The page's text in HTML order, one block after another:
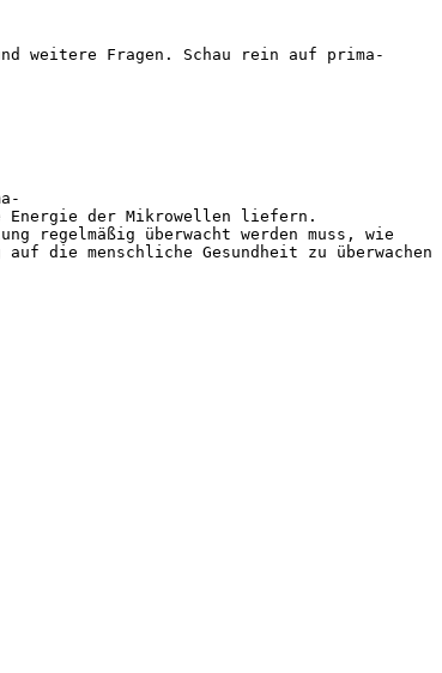
weitere Fragen. Schau rein auf prima-
Energie der Mikrowellen liefern.
regelmäßig überwacht werden muss, wie
die menschliche Gesundheit zu überwachen